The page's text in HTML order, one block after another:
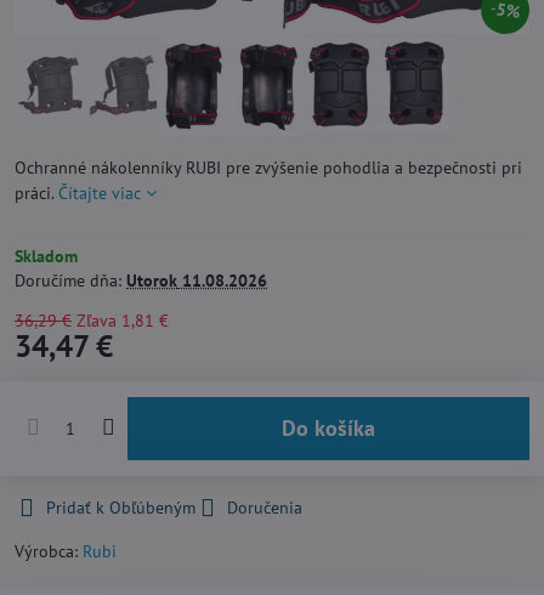
5%
Ochranné nákolenníky RUBI pre zvýšenie pohodlia a bezpečnosti pri
práci. Čítajte viac
Skladom
Doručíme dňa: Utorok 11.08.2026
36,29 € Zľava 1,81 €
34,47 €
Do košíka
Pridať k Obľúbeným
Doručenia
Výrobca: Rubi